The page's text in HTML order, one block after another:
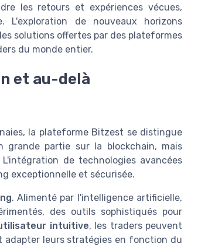
les retours et expériences vécues,
de nouveaux horizons
solutions offertes par des plateformes
du monde entier.
et au-delà
la plateforme Bitzest se distingue
grande partie sur la blockchain, mais
de technologies avancées
exceptionnelle et sécurisée.
. Alimenté par l'intelligence artificielle,
des outils sophistiqués pour
intuitive, les traders peuvent
leurs stratégies en fonction du